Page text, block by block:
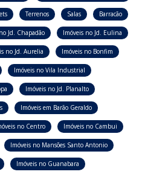
Terrenos Salas Barracão
Jd. Chapadão Imóveis no Jd. Eulina
no Jd. Aurelia Imóveis no Bonfim
Imóveis no Vila Industrial
Imóveis no Jd. Planalto
Imóveis em Barão Geraldo
no Centro Imóveis no Cambui
Imóveis no Mansões Santo Antonio
Imóveis no Guanabara